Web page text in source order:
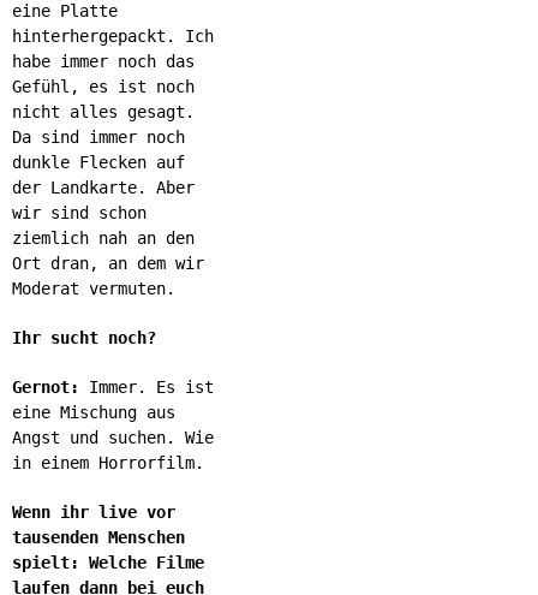
eine Platte
hinterhergepackt. Ich
habe immer noch das
Gefühl, es ist noch
nicht alles gesagt.
Da sind immer noch
dunkle Flecken auf
der Landkarte. Aber
wir sind schon
ziemlich nah an den
Ort dran, an dem wir
Moderat vermuten.
Ihr sucht noch?
Gernot:
Immer. Es ist
eine Mischung aus
Angst und suchen. Wie
in einem Horrorfilm.
Wenn ihr live vor
tausenden Menschen
spielt: Welche Filme
laufen dann bei euch